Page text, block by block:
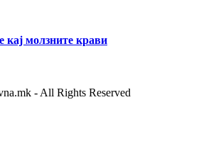
кај молзните крави
- All Rights Reserved